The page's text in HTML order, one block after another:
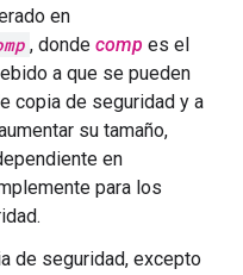
en
, donde comp es el
a que se pueden
copia de seguridad y a
su tamaño,
en
para los
de seguridad, excepto